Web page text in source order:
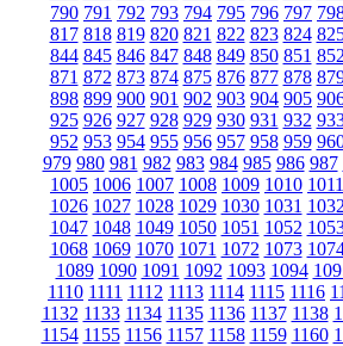
790 791 792 793 794 795 796 797
817 818 819 820 821 822 823 824
844 845 846 847 848 849 850 851
871 872 873 874 875 876 877 878
898 899 900 901 902 903 904 905
925 926 927 928 929 930 931 932
952 953 954 955 956 957 958 959
979 980 981 982 983 984 985 986 987
1005 1006 1007 1008 1009 1010 1011
1026 1027 1028 1029 1030 1031
1047 1048 1049 1050 1051 1052
1068 1069 1070 1071 1072 1073
1089 1090 1091 1092 1093 1094
1110 1111 1112 1113 1114 1115 1116
1132 1133 1134 1135 1136 1137 1138
1154 1155 1156 1157 1158 1159 1160